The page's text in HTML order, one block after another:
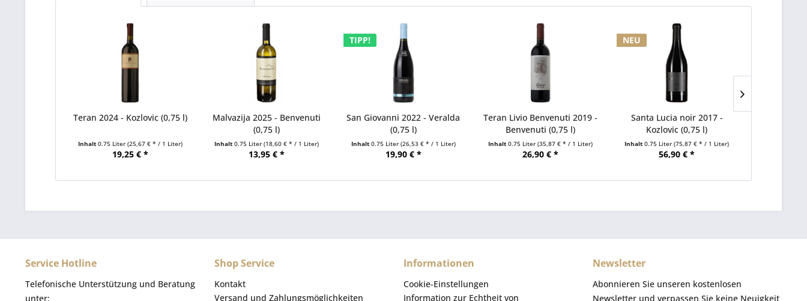
Teran 2024 - Kozlovic (0,75 l)
Inhalt 0.75 Liter (25,67 € * / 1 Liter)
19,25 € *
Malvazija 2025 - Benvenuti
(0,75 l)
Inhalt0.75 Liter(18,60 € * / 1 Liter)
13,95 € *
TIPP!
San Giovanni 2022 - Veralda
(0,75 l)
Inhalt 0.75 Liter (26,53 € * / 1 Liter)
19,90 € *
Teran Livio Benvenuti 2019 -
Benvenuti (0,75 l)
Inhalt 0.75 Liter (35,87 € * / 1 Liter)
26,90 € *
NEU
Santa Lucia noir 2017 -
Kozlovic (0,75 l)
Inhalt0.75 Liter(75,87 € * / 1 Liter)
56,90 € *
Service Hotline
Telefonische Unterstützung und Beratung
unter:
Shop Service
Kontakt
Versand und Zahlungsmöglichkeiten
Informationen
Cookie-Einstellungen
Information zur Echtheit von
Newsletter
Abonnieren Sie unseren kostenlosen
Newsletter und verpassen Sie keine Neuigkeit